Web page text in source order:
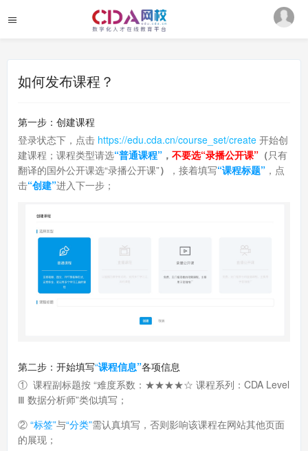
如何发布课程？
第一步：创建课程
登录状态下，点击 https://edu.cda.cn/course_set/create 开始创
建课程；课程类型请选“普通课程” ， 不要选“录播公开课” （只有
翻译的国外公开课选“录播公开课”） ，接着填写“课程标题” ，点
击“创建”进入下一步；
第二步：开始填写“课程信息”各项信息
① 课程副标题按 “难度系数：★★★★☆ 课程系列：CDA Level
Ⅲ 数据分析师”类似填写；
② “标签”与“分类”需认真填写，否则影响该课程在网站其他页面
的展现；